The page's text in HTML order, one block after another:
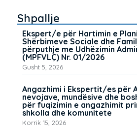
Shpallje
Ekspert/e për Hartimin e
Shërbimeve Sociale dhe
përputhje me Udhëzimin
(MPFVLÇ) Nr. 01/2026
Gusht 5, 2026
Angazhimi i Ekspertit/es për
nevojave, mundësive dhe
për fuqizimin e angazhimit
shkolla dhe komunitete
Korrik 15, 2026